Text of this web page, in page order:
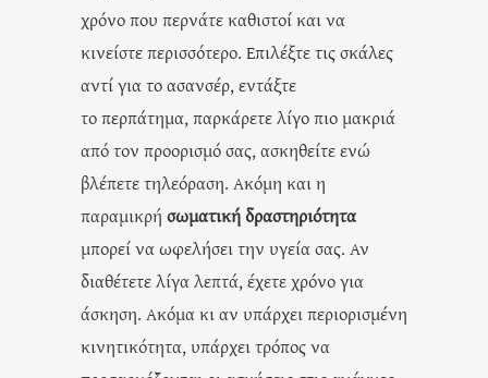
χρόνο που περνάτε καθιστοί και να
κινείστε περισσότερο. Επιλέξτετις σκάλες
αντί για το ασανσέρ, εντάξτε
τοπερπάτημα, παρκάρετε λίγο πιο μακριά
από τον προορισμό σας, ασκηθείτε ενώ
βλέπετε τηλεόραση. Ακόμη και η
παραμικρή σωματική δραστηριότητα
μπορεί να ωφελήσει την υγεία σας. Αν
διαθέτετε λίγα λεπτά, έχετε χρόνο για
άσκηση. Ακόμα κι αν υπάρχει περιορισμένη
κινητικότητα, υπάρχει τρόπος να